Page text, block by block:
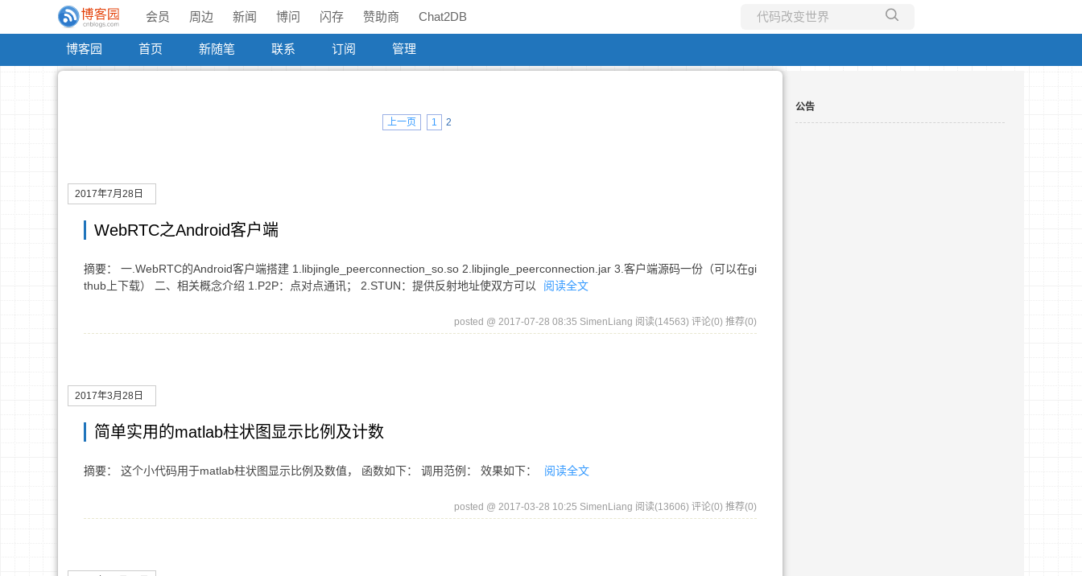
会员 周边 新闻 博问 闪存 赞助商 Chat2DB
博客园 首页 新随笔 联系 订阅 管理
上一页 1 2
2017年7月28日
WebRTC之Android客户端
摘要： 一.WebRTC的Android客户端搭建 1.libjingle_peerconnection_so.so 2.libjingle_peerconnection.jar 3.客户端源码一份（可以在gi
thub上下载） 二、相关概念介绍 1.P2P：点对点通讯； 2.STUN：提供反射地址使双方可以
阅读全文
posted @ 2017-07-28 08:35 SimenLiang 阅读(14563) 评论(0) 推荐(0)
2017年3月28日
简单实用的matlab柱状图显示比例及计数
摘要： 这个小代码用于matlab柱状图显示比例及数值， 函数如下： 调用范例： 效果如下： 阅读全文
posted @ 2017-03-28 10:25 SimenLiang 阅读(13606) 评论(0) 推荐(0)
公告